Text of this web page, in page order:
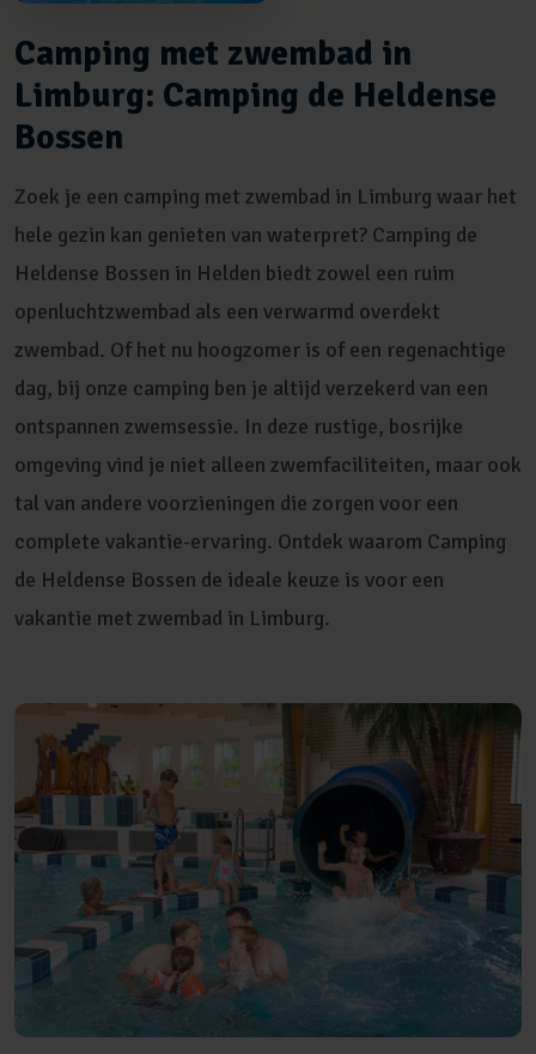
Camping met zwembad in
Limburg: Camping de Heldense
Bossen
Zoek je een camping met zwembad in Limburg waar het
hele gezin kan genieten van waterpret? Camping de
Heldense Bossen in Helden biedt zowel een ruim
openluchtzwembad als een verwarmd overdekt
zwembad. Of het nu hoogzomer is of een regenachtige
dag, bij onze camping ben je altijd verzekerd van een
ontspannen zwemsessie. In deze rustige, bosrijke
omgeving vind je niet alleen zwemfaciliteiten, maar ook
tal van andere voorzieningen die zorgen voor een
complete vakantie-ervaring. Ontdek waarom Camping
de Heldense Bossen de ideale keuze is voor een
vakantie met zwembad in Limburg.